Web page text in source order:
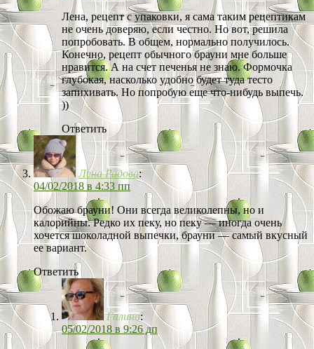
Лена, рецепт с упаковки, я сама таким рецептикам
не очень доверяю, если честно. Но вот, решила
попробовать. В общем, нормально получилось.
Конечно, рецепт обычного брауни мне больше
нравится. А на счет печенья не знаю. Формочка
глубокая, насколько удобно будет туда тесто
запихивать. Но попробую еще что-нибудь выпечь.
))
Ответить
Лена Радова:
04/02/2018 в 4:33 пп
Обожаю брауни! Они всегда великолепны, но и
калорийны. Редко их пеку, но пеку — иногда очень
хочется шоколадной выпечки, брауни — самый вкусный
ее вариант.
Ответить
Галина:
05/02/2018 в 9:26 дп